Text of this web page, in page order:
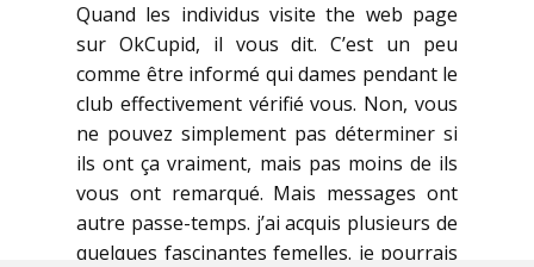
Quand les individus visite the web page
sur OkCupid, il vous dit. C’est un peu
comme être informé qui dames pendant le
club effectivement vérifié vous. Non, vous
ne pouvez simplement pas déterminer si
ils ont ça vraiment, mais pas moins de ils
vous ont remarqué. Mais messages ont
autre passe-temps. j’ai acquis plusieurs de
quelques fascinantes femelles. je pourrais